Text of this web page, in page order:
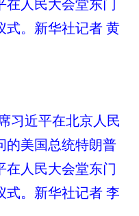
在人民大会堂东门
式。新华社记者 黄
习近平在北京人民
的美国总统特朗普
在人民大会堂东门
式。新华社记者 李